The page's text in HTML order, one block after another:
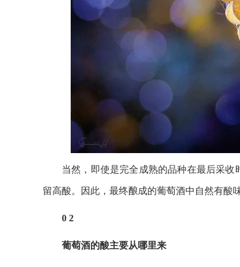
当然，即使是完全成熟的品种在最后采
留高酸。因此，最终酿成的葡萄酒中自然有酸
0 2
葡萄酒的酸主要从哪里来